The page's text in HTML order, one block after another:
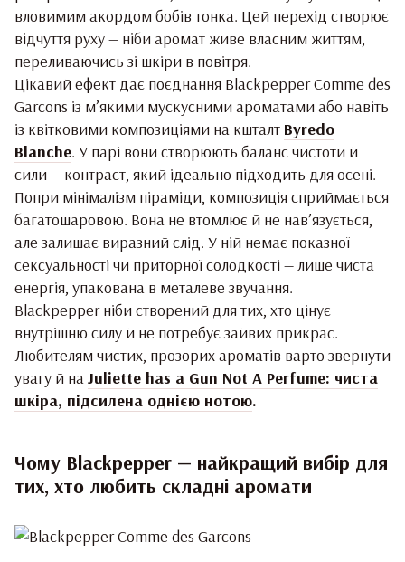
вловимим акордом бобів тонка. Цей перехід створює
відчуття руху — ніби аромат живе власним життям,
переливаючись зі шкіри в повітря.
Цікавий ефект дає поєднання Blackpepper Comme des
Garcons із м’якими мускусними ароматами або навіть
із квітковими композиціями на кшталт Byredo
Blanche. У парі вони створюють баланс чистоти й
сили — контраст, який ідеально підходить для осені.
Попри мінімалізм піраміди, композиція сприймається
багатошаровою. Вона не втомлює й не нав’язується,
але залишає виразний слід. У ній немає показної
сексуальності чи приторної солодкості — лише чиста
енергія, упакована в металеве звучання.
Blackpepper ніби створений для тих, хто цінує
внутрішню силу й не потребує зайвих прикрас.
Любителям чистих, прозорих ароматів варто звернути
увагу й наJuliette has a Gun Not A Perfume: чиста
шкіра, підсилена однією нотою.
Чому Blackpepper — найкращий вибір для
тих, хто любить складні аромати